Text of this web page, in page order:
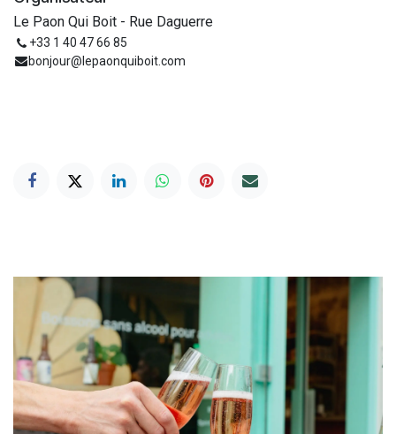
Le Paon Qui Boit - Rue Daguerre
+33 1 40 47 66 85
bonjour@lepaonquiboit.com